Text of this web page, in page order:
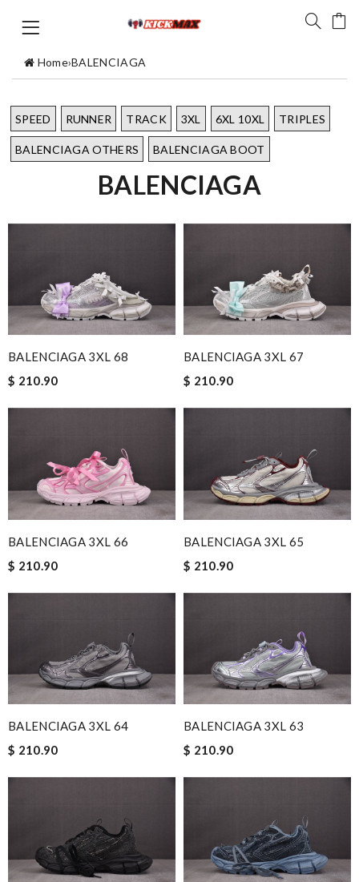
Home›BALENCIAGA
SPEED RUNNER TRACK 3XL 6XL 10XL TRIPLES
BALENCIAGA OTHERS BALENCIAGA BOOT
BALENCIAGA
BALENCIAGA 3XL 68
$ 210.90
BALENCIAGA 3XL 67
$ 210.90
BALENCIAGA 3XL 66
$ 210.90
BALENCIAGA 3XL 65
$ 210.90
BALENCIAGA 3XL 64
$ 210.90
BALENCIAGA 3XL 63
$ 210.90